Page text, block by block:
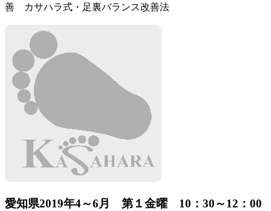
善 カサハラ式・足裏バランス改善法
愛知県2019年4～6月 第１金曜 10：30～12：00